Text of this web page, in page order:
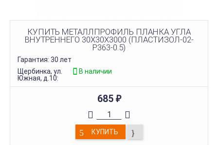
КУПИТЬ МЕТАЛЛПРОФИЛЬ ПЛАНКА УГЛА
ВНУТРЕННЕГО 30Х30Х3000 (ПЛАСТИЗОЛ-02-
Р363-0.5)
Гарантия: 30 лет
Щербинка, ул.
Южная, д.10:
В наличии
685 ₽
КУПИТЬ